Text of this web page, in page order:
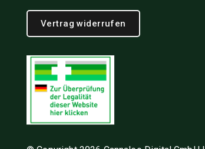
Vertrag widerrufen